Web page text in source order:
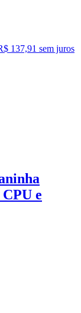
137,91 sem juros
e